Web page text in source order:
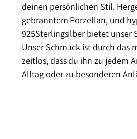
deinen persönlichen Stil.
gebranntem Porzellan, und
925Sterlingsilber bietet unser
Unser Schmuck ist durch das
zeitlos, dass du ihn zu jedem
Alltag oder zu besonderen